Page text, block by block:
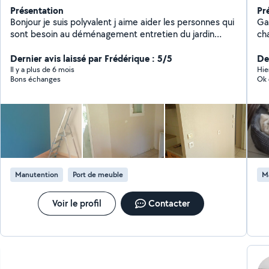
Présentation
Bonjour je suis polyvalent j aime aider les personnes qui
sont besoin au déménagement entretien du jardin
Dernier avis laissé par Frédérique : 5/5
Il y a plus de 6 mois
Bons échanges
Manutention Port de meuble
Voir le profil Contacter
Garde
Ok